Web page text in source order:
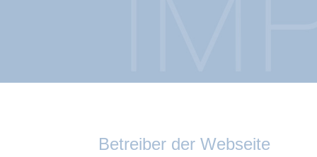
Betreiber der Webseite